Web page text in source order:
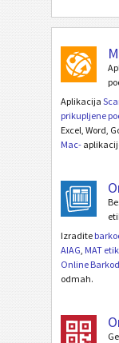
Aplikacija
prikupljene
Excel, Word,
Mac-
Izradite
AIAG MAT
Online
odmah.